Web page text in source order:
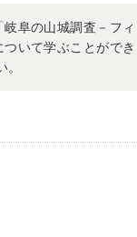
阜の山城調査－フィ
いて学ぶことができ